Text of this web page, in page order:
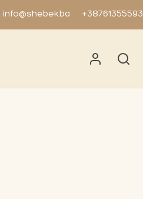
info@shebek.ba +38761355593